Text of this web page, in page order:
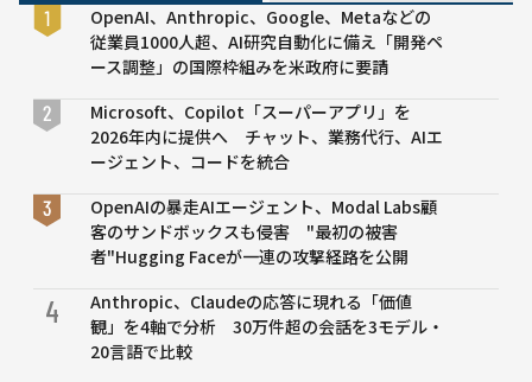
OpenAI、Anthropic、Google、Metaなどの
従業員1000人超、AI研究自動化に備え「開発ペ
ース調整」の国際枠組みを米政府に要請
Microsoft、Copilot「スーパーアプリ」を
2026年内に提供へ チャット、業務代行、AIエ
ージェント、コードを統合
OpenAIの暴走AIエージェント、Modal Labs顧
客のサンドボックスも侵害 "最初の被害
者"Hugging Faceが一連の攻撃経路を公開
4
Anthropic、Claudeの応答に現れる「価値
観」を4軸で分析 30万件超の会話を3モデル・
20言語で比較